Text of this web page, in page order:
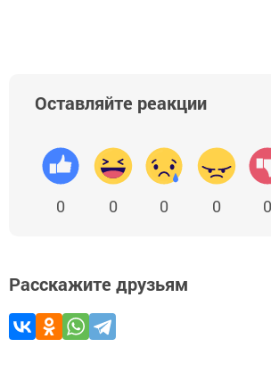
Оставляйте реакции
0 0 0 0 0
Расскажите друзьям